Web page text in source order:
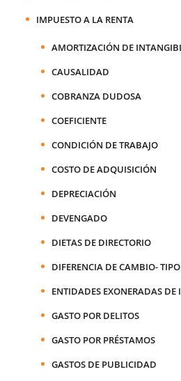
IMPUESTO A LA RENTA
AMORTIZACIÓN DE
CAUSALIDAD
COBRANZA DUDOSA
COEFICIENTE
CONDICIÓN DE TRABAJO
COSTO DE ADQUISICIÓN
DEPRECIACIÓN
DEVENGADO
DIETAS DE DIRECTORIO
DIFERENCIA DE CAMBIO-
ENTIDADES EXONERADAS DE
GASTO POR DELITOS
GASTO POR PRÉSTAMOS
GASTOS DE PUBLICIDAD